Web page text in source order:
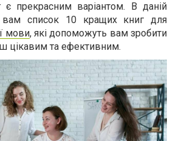
є прекрасним варіантом. В даній
вам список 10 кращих книг для
мови, які допоможуть вам зробити
цікавим та ефективним.